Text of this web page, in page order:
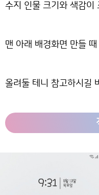
수지 인물 크기와 색감이
맨 아래 배경화면 만들
올려둘 테니 참고하시길